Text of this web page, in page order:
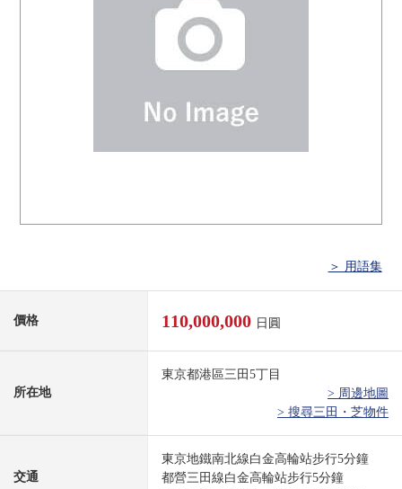
＞ 用語集
價格 110,000,000 日圓
所在地
東京都港區三田5丁目
> 周邊地圖
> 搜尋三田・芝物件
交通
東京地鐵南北線白金高輪站步行5分鐘
都營三田線白金高輪站步行5分鐘